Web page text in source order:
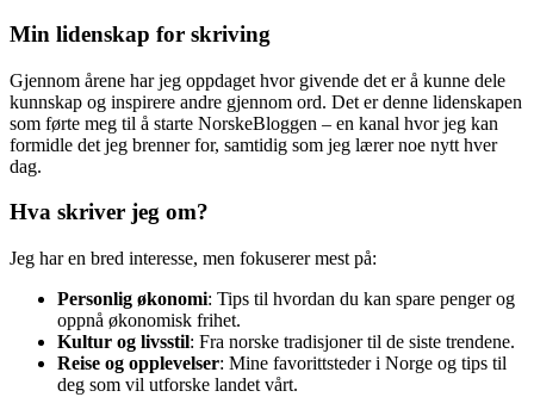
Min lidenskap for skriving
Gjennom årene har jeg oppdaget hvor givende det er å kunne dele
kunnskap og inspirere andre gjennom ord. Det er denne lidenskapen
som førte meg til å starte NorskeBloggen – en kanal hvor jeg kan
formidle det jeg brenner for, samtidig som jeg lærer noe nytt hver
dag.
Hva skriver jeg om?
Jeg har en bred interesse, men fokuserer mest på:
Personlig økonomi: Tips til hvordan du kan spare penger og
oppnå økonomisk frihet.
Kultur og livsstil: Fra norske tradisjoner til de siste trendene.
Reise og opplevelser: Mine favorittsteder i Norge og tips til
deg som vil utforske landet vårt.